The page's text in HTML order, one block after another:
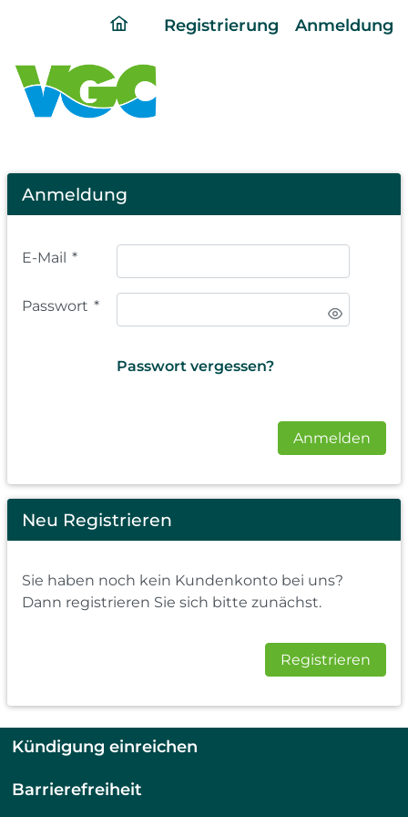
ding
page
Registrierung Anmeldung
Login
Anmeldung
E-Mail *
Passwort *
Passwort vergessen?
Anmelden
Neu Registrieren
Sie haben noch kein Kundenkonto bei uns?
Dann registrieren Sie sich bitte zunächst.
Registrieren
Kündigung einreichen
Barrierefreiheit